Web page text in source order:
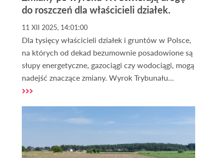
do roszczeń dla właścicieli działek.
11 XII 2025, 14:01:00
Dla tysięcy właścicieli działek i gruntów w Polsce,
na których od dekad bezumownie posadowione są
słupy energetyczne, gazociągi czy wodociągi, mogą
nadejść znaczące zmiany. Wyrok Trybunału
Konstytucyjnego z 2 grudnia 2025 r. (sygn. P
wynagrodzenia za bezumowne korzystanie z